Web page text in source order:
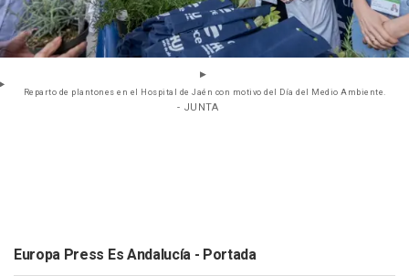
Reparto de plantones en el Hospital de Jaén con motivo del Día del Medio Ambiente.
- JUNTA
Europa Press Es Andalucía - Portada